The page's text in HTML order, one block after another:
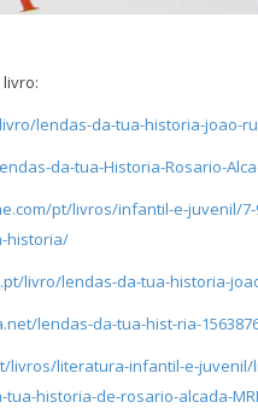
lendas-da-tua-historia-joao-
da-tua-Historia-Rosario-
pt/livros/infantil-e-juvenil/
historia/
livro/lendas-da-tua-historia-
lendas-da-tua-hist-ria-
livros/literatura-infantil-e-juvenil/
historia-de-rosario-alcada-